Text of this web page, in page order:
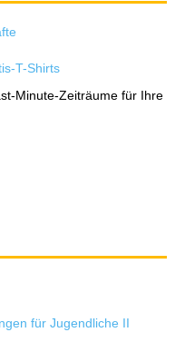
T-Shirts
Minute-Zeiträume für Ihre
für Jugendliche II